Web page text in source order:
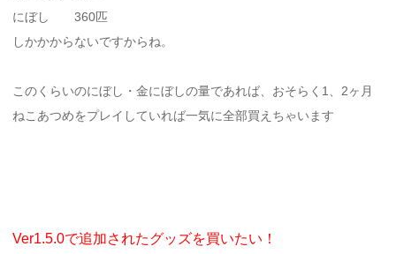
にぼし 360匹
しかかからないですからね。
このくらいのにぼし・金にぼしの量であれば、おそらく1、2ヶ月
ねこあつめをプレイしていれば一気に全部買えちゃいます
Ver1.5.0で追加されたグッズを買いたい！